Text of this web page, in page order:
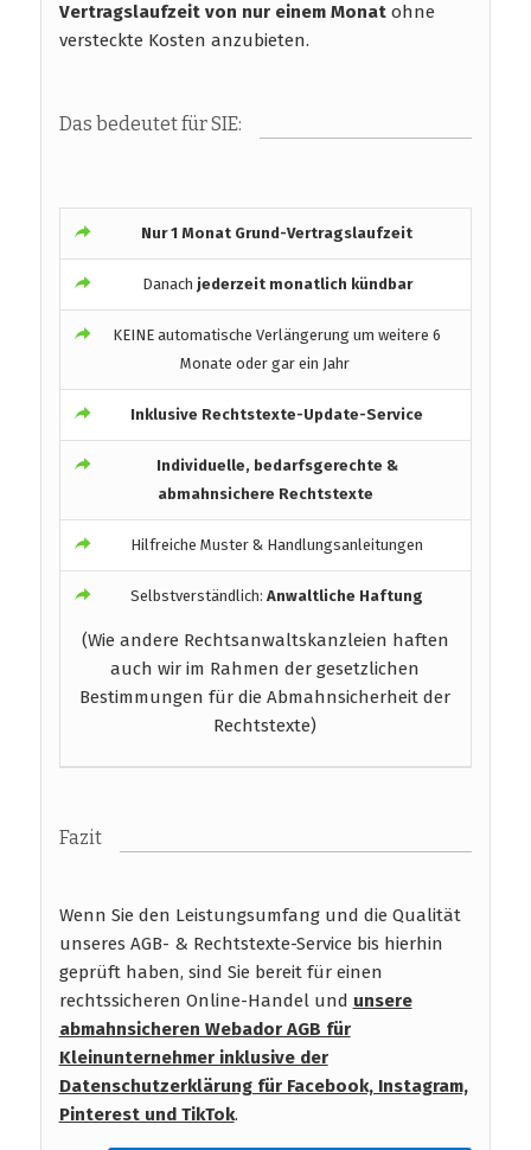
Vertragslaufzeit von nur einem Monat ohne
versteckte Kosten anzubieten.
Das bedeutet für SIE:
Nur 1 Monat Grund-Vertragslaufzeit
Danach jederzeit monatlich kündbar
KEINE automatische Verlängerung um weitere 6
Monate oder gar ein Jahr
Inklusive Rechtstexte-Update-Service
Individuelle, bedarfsgerechte &
abmahnsichere Rechtstexte
Hilfreiche Muster & Handlungsanleitungen
Selbstverständlich:Anwaltliche Haftung
(Wie andere Rechtsanwaltskanzleien haften
auch wir im Rahmen der gesetzlichen
Bestimmungen für die Abmahnsicherheit der
Rechtstexte)
Fazit
Wenn Sie den Leistungsumfang und die Qualität
unseres AGB- & Rechtstexte-Service bis hierhin
geprüft haben, sind Sie bereit für einen
rechtssicheren Online-Handel und unsere
abmahnsicheren Webador AGB für
Kleinunternehmer inklusive der
Datenschutzerklärung für Facebook, Instagram,
Pinterest und TikTok.